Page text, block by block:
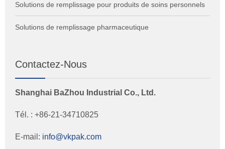
Solutions de remplissage pour produits de soins personnels
Solutions de remplissage pharmaceutique
Contactez-Nous
Shanghai BaZhou Industrial Co., Ltd.
Tél. : +86-21-34710825
E-mail: info@vkpak.com